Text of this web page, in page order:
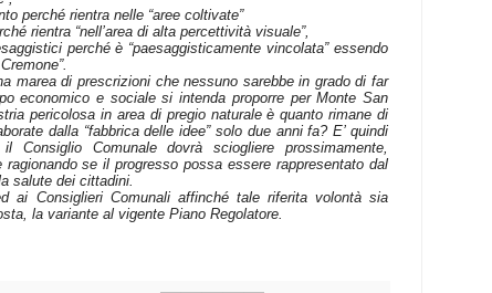
perché rientra nelle “aree coltivate”
rientra “nell’area di alta percettività visuale”,
perché è “paesaggisticamente vincolata”essendo
marea di prescrizioni che nessuno sarebbe in grado di far
economico e sociale si intenda proporre per Monte San
pericolosa in area di pregio naturale è quanto rimane di
dalla “fabbrica delle idee” solo due anni fa? E’ quindi
Comunale dovrà sciogliere prossimamente,
se il progresso possa essere rappresentato dal
salute dei cittadini.
ai Consiglieri Comunali affinché tale riferita volontà sia
la variante al vigente Piano Regolatore.